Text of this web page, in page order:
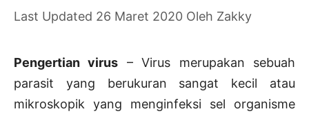
26 Maret 2020 Oleh Zakky
Pengertian virus – Virus merupakan sebuah
parasit yang berukuran sangat kecil atau
mikroskopik yang menginfeksi sel organisme